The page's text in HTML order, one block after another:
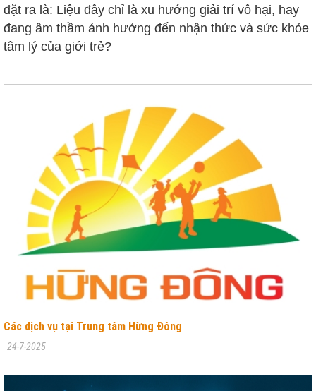
đặt ra là: Liệu đây chỉ là xu hướng giải trí vô hại, hay
đang âm thầm ảnh hưởng đến nhận thức và sức khỏe
tâm lý của giới trẻ?
Các dịch vụ tại Trung tâm Hừng Đông
24-7-2025